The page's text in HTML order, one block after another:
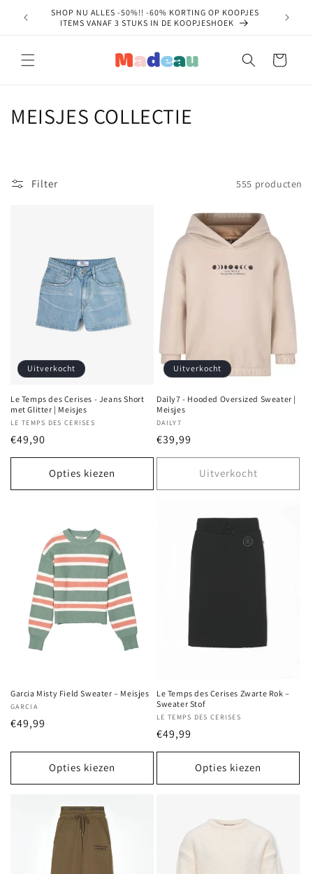
naar de
your
SHOP NU ALLES -50%!! -60% KORTING OP KOOPJES
ITEMS VANAF 3 STUKS IN DE KOOPJESHOEK
Winkelwagen
C
MEISJES COLLECTIE
Filter 555 producten
Uitverkocht
Le Temps des Cerises - Jeans Short
met Glitter | Meisjes
Verkoper:
LE TEMPS DES CERISES
Normale
prijs
€49,90
Opties kiezen
Uitverkocht
Daily7 - Hooded Oversized Sweater |
Meisjes
Verkoper:
DAILY7
Normale
prijs
€39,99
Uitverkocht
Garcia Misty Field Sweater – Meisjes
Verkoper:
GARCIA
Normale
€49,99
Opties kiezen
Le Temps des Cerises Zwarte Rok –
Sweater Stof
Verkoper:
LE TEMPS DES CERISES
Normale
prijs
€49,99
Opties kiezen